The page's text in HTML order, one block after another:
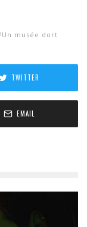
Un musée dort
TWITTER
EMAIL